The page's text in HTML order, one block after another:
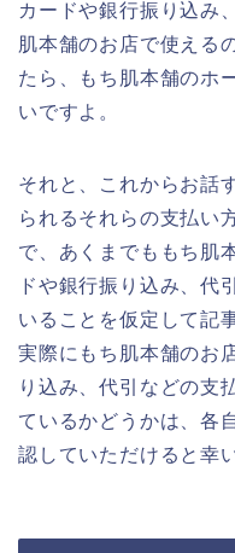
カードや銀行振り込み
肌本舗のお店で使える
たら、もち肌本舗のホ
いですよ。
それと、これからお話
られるそれらの支払い
で、あくまでももち肌
ドや銀行振り込み、代
いることを仮定して記
実際にもち肌本舗のお
り込み、代引などの支
ているかどうかは、各
認していただけると幸